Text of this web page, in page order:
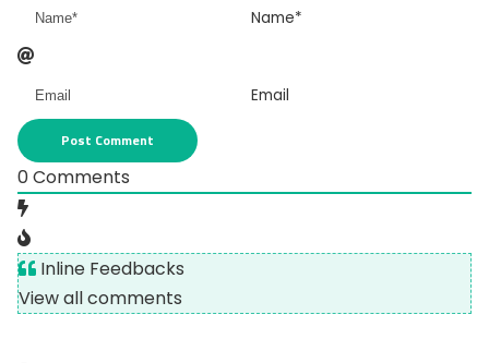
Name*
Email
0Comments
Inline Feedbacks
View all comments